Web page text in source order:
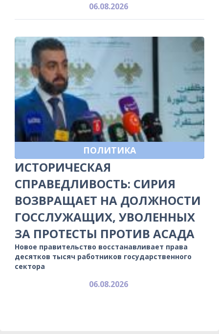
06.08.2026
ПОЛИТИКА
ИСТОРИЧЕСКАЯ
СПРАВЕДЛИВОСТЬ: СИРИЯ
ВОЗВРАЩАЕТ НА ДОЛЖНОСТИ
ГОССЛУЖАЩИХ, УВОЛЕННЫХ
ЗА ПРОТЕСТЫ ПРОТИВ АСАДА
Новое правительство восстанавливает права
десятков тысяч работников государственного
сектора
06.08.2026